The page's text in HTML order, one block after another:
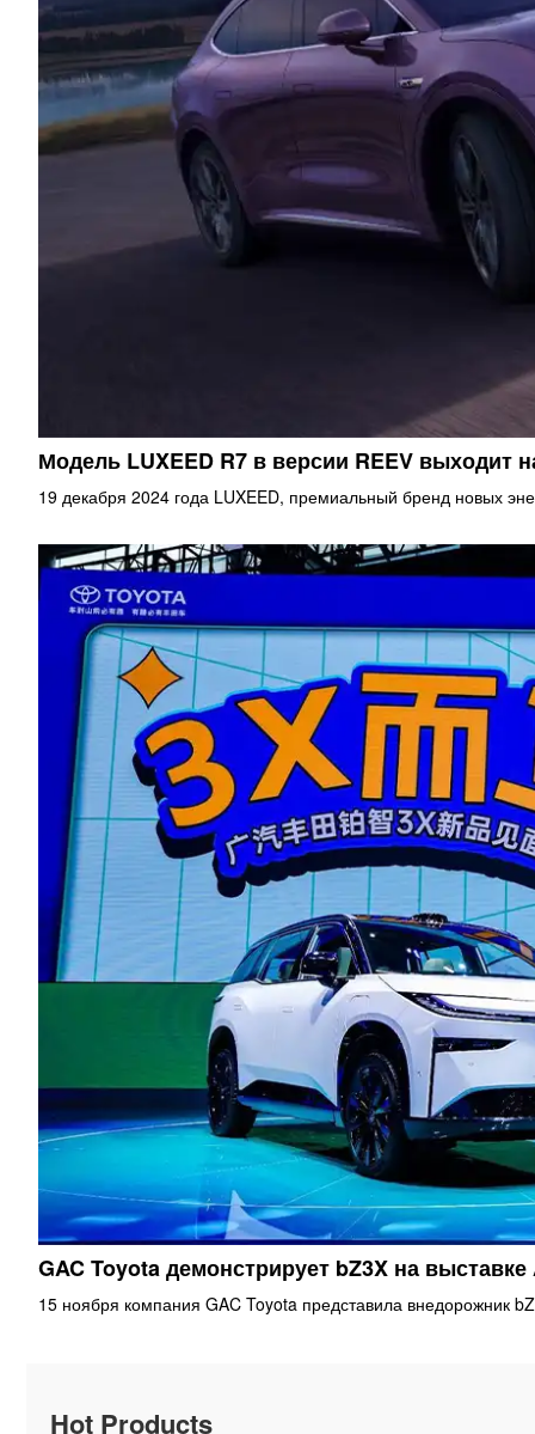
Модель LUXEED R7 в версии REEV выходит
19 декабря 2024 года LUXEED, премиальный бренд новых
GAC Toyota демонстрирует bZ3X на
15 ноября компания GAC Toyota представила внедорожник
Hot Products